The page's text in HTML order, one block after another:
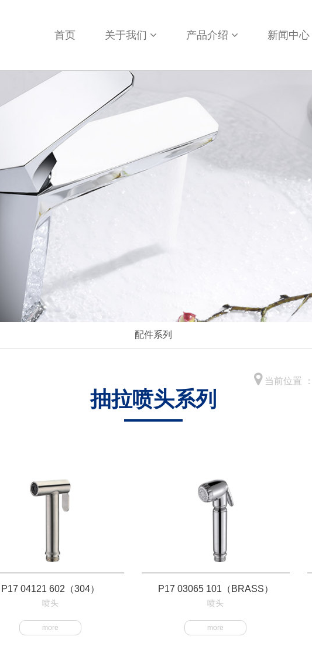
首页 关于我们 产品介绍 新闻中心
配件系列
当前位置 ：
抽拉喷头系列
P17 04121 602（304）
喷头
more
P17 03065 101（BRASS）
喷头
more